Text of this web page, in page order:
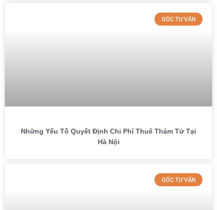
GÓC TƯ VẤN
Những Yếu Tố Quyết Định Chi Phí Thuê Thám Tử Tại
Hà Nội
GÓC TƯ VẤN